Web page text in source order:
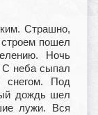
Страшно,
пошел
Ночь
С неба сыпал
снегом. Под
дождь шел
лужи. Вся